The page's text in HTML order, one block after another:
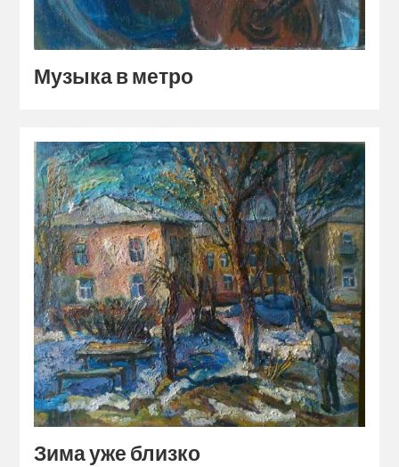
Музыка в метро
Зима уже близко